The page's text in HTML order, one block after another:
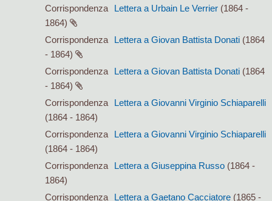
Corrispondenza
Lettera a Urbain Le Verrier (1864 -
1864)
Corrispondenza
Lettera a Giovan Battista Donati (1864
- 1864)
Corrispondenza
Lettera a Giovan Battista Donati (1864
- 1864)
Corrispondenza
Lettera a Giovanni Virginio Schiaparelli
(1864 - 1864)
Corrispondenza
Lettera a Giovanni Virginio Schiaparelli
(1864 - 1864)
Corrispondenza
Lettera a Giuseppina Russo (1864 -
1864)
Corrispondenza
Lettera a Gaetano Cacciatore (1865 -